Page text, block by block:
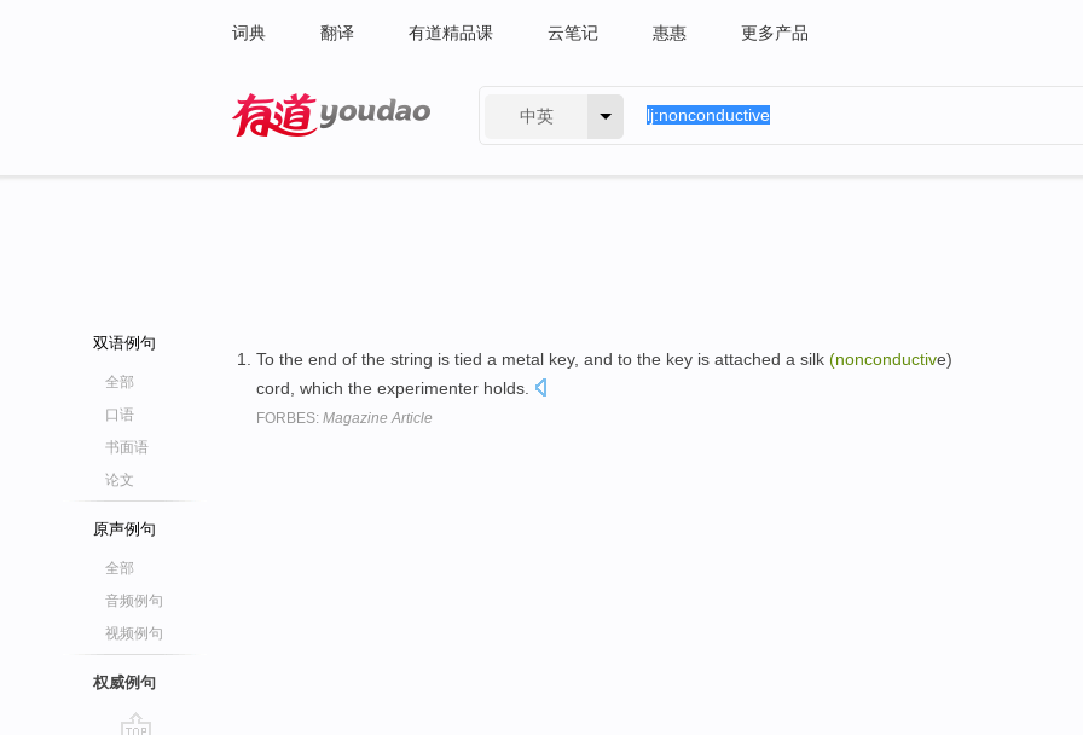
词典 翻译 有道精品课 云笔记 惠惠 更多产品
中英
双语例句
全部
口语
书面语
论文
原声例句
全部
音频例句
视频例句
权威例句
To the end of the string is tied a metal key, and to the key is attached a silk (nonconductive)
cord, which the experimenter holds.
FORBES: Magazine Article